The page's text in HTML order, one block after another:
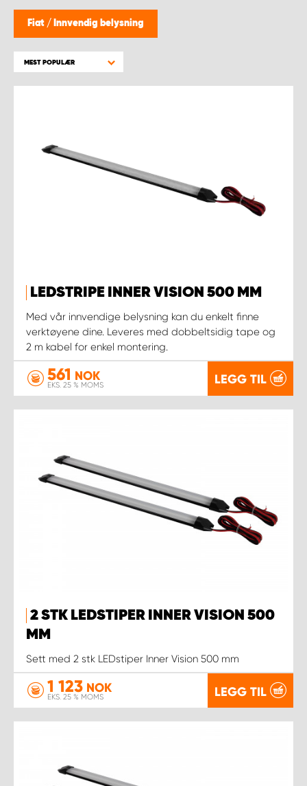
Fiat / Innvendig belysning
MEST POPULÆR
LEDSTRIPE INNER VISION 500 MM
Med vår innvendige belysning kan du enkelt finne
verktøyene dine. Leveres med dobbeltsidig tape og
2 m kabel for enkel montering.
561 NOK
EKS. 25 % MOMS LEGG TIL
2 STK LEDSTIPER INNER VISION 500
MM
Sett med 2 stk LEDstiper Inner Vision 500 mm
1 123 NOK
EKS. 25 % MOMS LEGG TIL
WORK SYSTEM NORWAY